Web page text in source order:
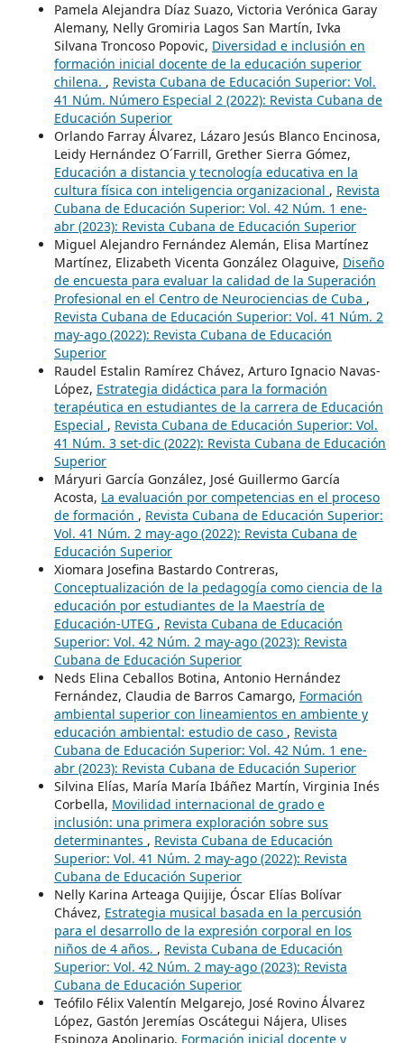
Pamela Alejandra Díaz Suazo, Victoria Verónica Garay
Alemany, Nelly Gromiria Lagos San Martín, Ivka
Silvana Troncoso Popovic, Diversidad e inclusión en
formación inicial docente de la educación superior
chilena. , Revista Cubana de Educación Superior: Vol.
41 Núm. Número Especial 2 (2022): Revista Cubana de
Educación Superior
Orlando Farray Álvarez, Lázaro Jesús Blanco Encinosa,
Leidy Hernández O´Farrill, Grether Sierra Gómez,
Educación a distancia y tecnología educativa en la
cultura física con inteligencia organizacional , Revista
Cubana de Educación Superior: Vol. 42 Núm. 1 ene-
abr (2023): Revista Cubana de Educación Superior
Miguel Alejandro Fernández Alemán, Elisa Martínez
Martínez, Elizabeth Vicenta González Olaguive, Diseño
de encuesta para evaluar la calidad de la Superación
Profesional en el Centro de Neurociencias de Cuba ,
Revista Cubana de Educación Superior: Vol. 41 Núm. 2
may-ago (2022): Revista Cubana de Educación
Superior
Raudel Estalin Ramírez Chávez, Arturo Ignacio Navas-
López, Estrategia didáctica para la formación
terapéutica en estudiantes de la carrera de Educación
Especial , Revista Cubana de Educación Superior: Vol.
41 Núm. 3 set-dic (2022): Revista Cubana de Educación
Superior
Máryuri García González, José Guillermo García
Acosta, La evaluación por competencias en el proceso
de formación , Revista Cubana de Educación Superior:
Vol. 41 Núm. 2 may-ago (2022): Revista Cubana de
Educación Superior
Xiomara Josefina Bastardo Contreras,
Conceptualización de la pedagogía como ciencia de la
educación por estudiantes de la Maestría de
Educación-UTEG , Revista Cubana de Educación
Superior: Vol. 42 Núm. 2 may-ago (2023): Revista
Cubana de Educación Superior
Neds Elina Ceballos Botina, Antonio Hernández
Fernández, Claudia de Barros Camargo, Formación
ambiental superior con lineamientos en ambiente y
educación ambiental: estudio de caso , Revista
Cubana de Educación Superior: Vol. 42 Núm. 1 ene-
abr (2023): Revista Cubana de Educación Superior
Silvina Elías, María María Ibáñez Martín, Virginia Inés
Corbella, Movilidad internacional de grado e
inclusión: una primera exploración sobre sus
determinantes , Revista Cubana de Educación
Superior: Vol. 41 Núm. 2 may-ago (2022): Revista
Cubana de Educación Superior
Nelly Karina Arteaga Quijije, Óscar Elías Bolívar
Chávez, Estrategia musical basada en la percusión
para el desarrollo de la expresión corporal en los
niños de 4 años. , Revista Cubana de Educación
Superior: Vol. 42 Núm. 2 may-ago (2023): Revista
Cubana de Educación Superior
Teófilo Félix Valentín Melgarejo, José Rovino Álvarez
López, Gastón Jeremías Oscátegui Nájera, Ulises
Espinoza Apolinario, Formación inicial docente y